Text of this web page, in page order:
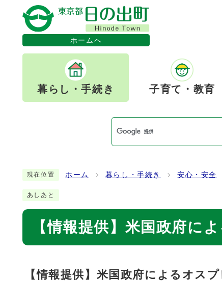
ホームへ
暮らし・手続き 子育て・教育
現在位置 ホーム 暮らし・手続き 安心・安全
あしあと
【情報提供】米国政府に
【情報提供】米国政府によるオス